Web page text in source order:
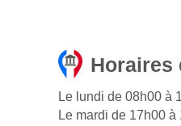
Horaires
Le lundi de 08h00 à
Le mardi de 17h00 à